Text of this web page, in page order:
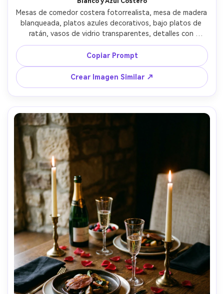
Mesas de comedor costera fotorrealista, mesa de madera
blanqueada, platos azules decorativos, bajo platos de
ratán, vasos de vidrio transparentes, detalles con
conchas marinas, cortinas vaporosas, luz natural del
mediodía, Canon EOS R6 35mm, estilo veraniego y limpio,
detalles nítidos y fondo desenfocado suavemente --ar
4:5
Copiar Prompt
Crear Imagen Similar ↗